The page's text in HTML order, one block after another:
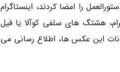
خود باشند. پس از آنکه 250 هزار نفر این دستورالعمل را امضا کردند، اینستاگرام
هشتگ های سلفی کوآلا یا فیل
این عکس ها، اطلاع رسانی می